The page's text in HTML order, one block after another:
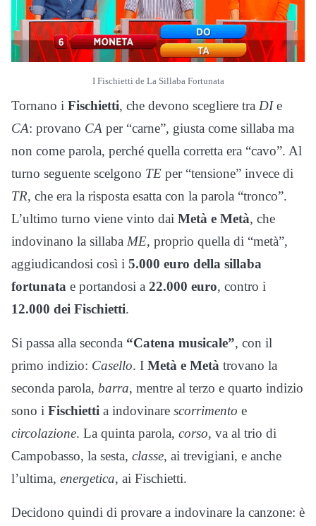
I Fischietti de La Sillaba Fortunata
Tornano i Fischietti, che devono scegliere tra DIe
CA: provano CA per “carne”, giusta come sillaba ma
non come parola, perché quella corretta era “cavo”. Al
turno seguente scelgono TE per “tensione” invece di
TR, che era la risposta esatta con la parola “tronco”.
L’ultimo turno viene vinto dai Metà e Metà, che
indovinano la sillaba ME, proprio quella di “metà”,
aggiudicandosi così i 5.000 euro della sillaba
fortunata e portandosi a 22.000 euro, contro i
12.000 dei Fischietti.
Si passa alla seconda “Catena musicale”, con il
primo indizio: Casello. I Metà e Metà trovano la
seconda parola, barra, mentre al terzo e quarto indizio
sono i Fischietti a indovinare scorrimento e
circolazione. La quinta parola, corso, va al trio di
Campobasso, la sesta, classe, ai trevigiani, e anche
l’ultima, energetica, ai Fischietti.
Decidono quindi di provare a indovinare la canzone: è